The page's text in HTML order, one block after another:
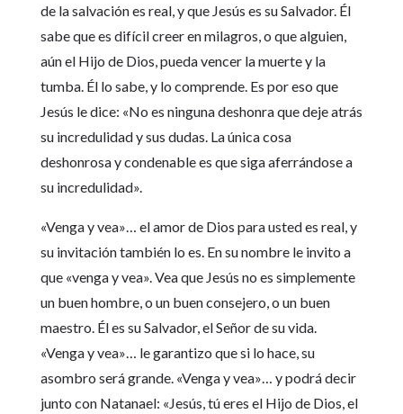
de la salvación es real, y que Jesús es su Salvador. Él
sabe que es difícil creer en milagros, o que alguien,
aún el Hijo de Dios, pueda vencer la muerte y la
tumba. Él lo sabe, y lo comprende. Es por eso que
Jesús le dice: «No es ninguna deshonra que deje atrás
su incredulidad y sus dudas. La única cosa
deshonrosa y condenable es que siga aferrándose a
su incredulidad».
«Venga y vea»… el amor de Dios para usted es real, y
su invitación también lo es. En su nombre le invito a
que «venga y vea». Vea que Jesús no es simplemente
un buen hombre, o un buen consejero, o un buen
maestro. Él es su Salvador, el Señor de su vida.
«Venga y vea»… le garantizo que si lo hace, su
asombro será grande. «Venga y vea»… y podrá decir
junto con Natanael: «Jesús, tú eres el Hijo de Dios, el